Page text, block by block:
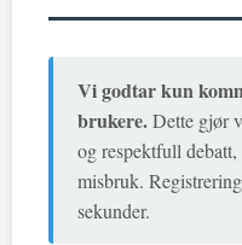
Vi godtar kun
brukere.Dette gjør
og respektfull
misbruk.
sekunder.